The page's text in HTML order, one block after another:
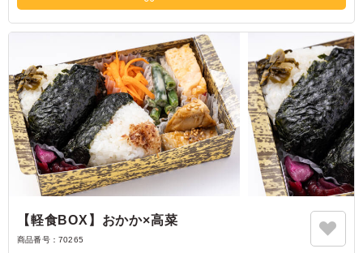
【軽食BOX】おかか×高菜
商品番号： 70265